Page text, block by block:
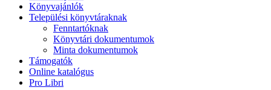
Könyvajánlók
Települési könyvtáraknak
Fenntartóknak
Könyvtári dokumentumok
Minta dokumentumok
Támogatók
Online katalógus
Pro Libri